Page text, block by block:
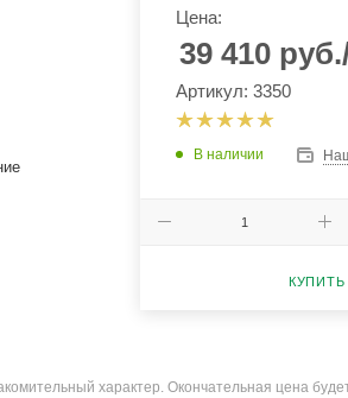
Цена:
39 410руб.
Артикул: 3350
В наличии
КУПИТЬ
характер. Окончательная цена